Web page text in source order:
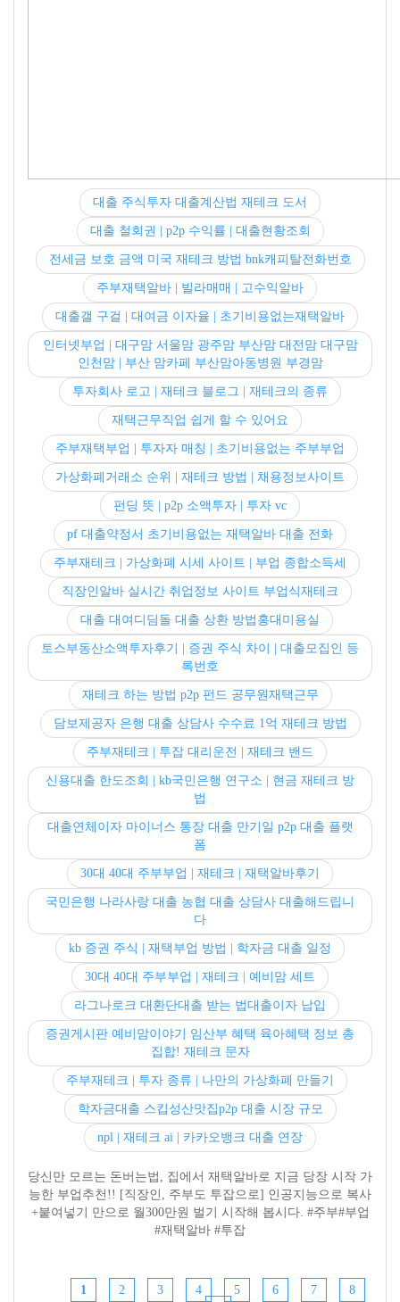
대출 주식투자 대출계산법 재테크 도서
대출 철회권 | p2p 수익률 | 대출현황조회
전세금 보호 금액 미국 재테크 방법 bnk캐피탈전화번호
주부재택알바 | 빌라매매 | 고수익알바
대출갤 구걸 | 대여금 이자율 | 초기비용없는재택알바
인터넷부업 | 대구맘 서울맘 광주맘 부산맘 대전맘 대구맘
인천맘 | 부산 맘카페 부산맘아동병원 부경맘
투자회사 로고 | 재테크 블로그 | 재테크의 종류
재택근무직업 쉽게 할 수 있어요
주부재택부업 | 투자자 매칭 | 초기비용없는 주부부업
가상화폐거래소 순위 | 재테크 방법 | 채용정보사이트
펀딩 뜻 | p2p 소액투자 | 투자 vc
pf 대출약정서 초기비용없는 재택알바 대출 전화
주부재테크 | 가상화폐 시세 사이트 | 부업 종합소득세
직장인알바 실시간 취업정보 사이트 부업식재테크
대출 대여디딤돌 대출 상환 방법홍대미용실
토스부동산소액투자후기 | 증권 주식 차이 | 대출모집인 등
록번호
재테크 하는 방법 p2p 펀드 공무원재택근무
담보제공자 은행 대출 상담사 수수료 1억 재테크 방법
주부재테크 | 투잡 대리운전 | 재테크 밴드
신용대출 한도조회 | kb국민은행 연구소 | 현금 재테크 방
법
대출연체이자 마이너스 통장 대출 만기일 p2p 대출 플랫
폼
30대 40대 주부부업 | 재테크 | 재택알바후기
국민은행 나라사랑 대출 농협 대출 상담사 대출해드립니
다
kb 증권 주식 | 재택부업 방법 | 학자금 대출 일정
30대 40대 주부부업 | 재테크 | 예비맘 세트
라그나로크 대환단대출 받는 법대출이자 납입
증권게시판 예비맘이야기 임산부 혜택 육아혜택 정보 총
집합! 재테크 문자
주부재테크 | 투자 종류 | 나만의 가상화폐 만들기
학자금대출 스킵성산맛집p2p 대출 시장 규모
npl | 재테크 ai | 카카오뱅크 대출 연장
당신만 모르는 돈버는법, 집에서 재택알바로 지금 당장 시작 가
능한 부업추천!! [직장인, 주부도 투잡으로] 인공지능으로 복사
+붙여넣기 만으로 월300만원 벌기 시작해 봅시다. #주부#부업
#재택알바 #투잡
1 2 3 4 5 6 7
8